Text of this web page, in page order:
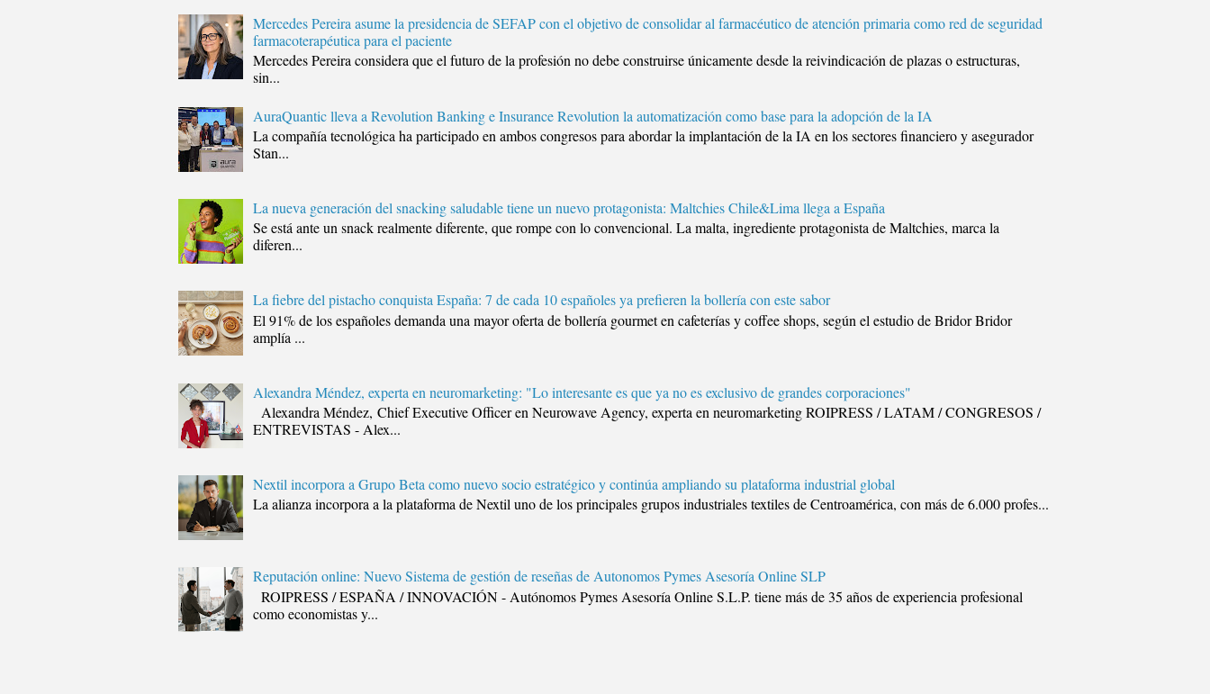
Mercedes Pereira asume la presidencia de SEFAP con el objetivo de consolidar al farmacéutico de atención primaria como red de seguridad
farmacoterapéutica para el paciente
Mercedes Pereira considera que el futuro de la profesión no debe construirse únicamente desde la reivindicación de plazas o estructuras,
sin...
AuraQuantic lleva a Revolution Banking e Insurance Revolution la automatización como base para la adopción de la IA
La compañía tecnológica ha participado en ambos congresos para abordar la implantación de la IA en los sectores financiero y asegurador
Stan...
La nueva generación del snacking saludable tiene un nuevo protagonista: Maltchies Chile&Lima llega a España
Se está ante un snack realmente diferente, que rompe con lo convencional. La malta, ingrediente protagonista de Maltchies, marca la
diferen...
La fiebre del pistacho conquista España: 7 de cada 10 españoles ya prefieren la bollería con este sabor
El 91% de los españoles demanda una mayor oferta de bollería gourmet en cafeterías y coffee shops, según el estudio de Bridor Bridor
amplía ...
Alexandra Méndez, experta en neuromarketing: "Lo interesante es que ya no es exclusivo de grandes corporaciones"
Alexandra Méndez, Chief Executive Officer en Neurowave Agency, experta en neuromarketing ROIPRESS / LATAM / CONGRESOS /
ENTREVISTAS - Alex...
Nextil incorpora a Grupo Beta como nuevo socio estratégico y continúa ampliando su plataforma industrial global
La alianza incorpora a la plataforma de Nextil uno de los principales grupos industriales textiles de Centroamérica, con más de 6.000 profes...
Reputación online: Nuevo Sistema de gestión de reseñas de Autonomos Pymes Asesoría Online SLP
ROIPRESS / ESPAÑA / INNOVACIÓN - Autónomos Pymes Asesoría Online S.L.P. tiene más de 35 años de experiencia profesional
como economistas y...